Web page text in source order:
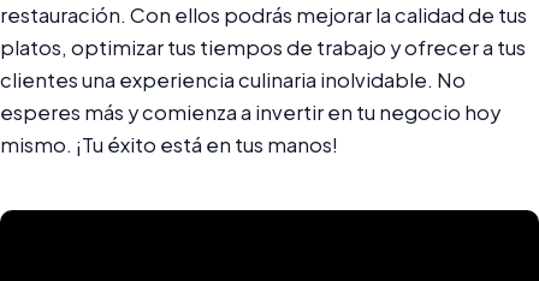
restauración. Con ellos podrás mejorar la calidad de tus
platos, optimizar tus tiempos de trabajo y ofrecer a tus
clientes una experiencia culinaria inolvidable. No
esperes más y comienza a invertir en tu negocio hoy
mismo. ¡Tu éxito está en tus manos!